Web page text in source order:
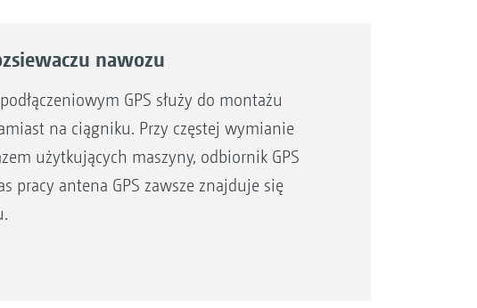
nawozu
GPS służy do montażu
na ciągniku. Przy częstej wymianie
użytkujących maszyny, odbiornik GPS
pracy antena GPS zawsze znajduje się